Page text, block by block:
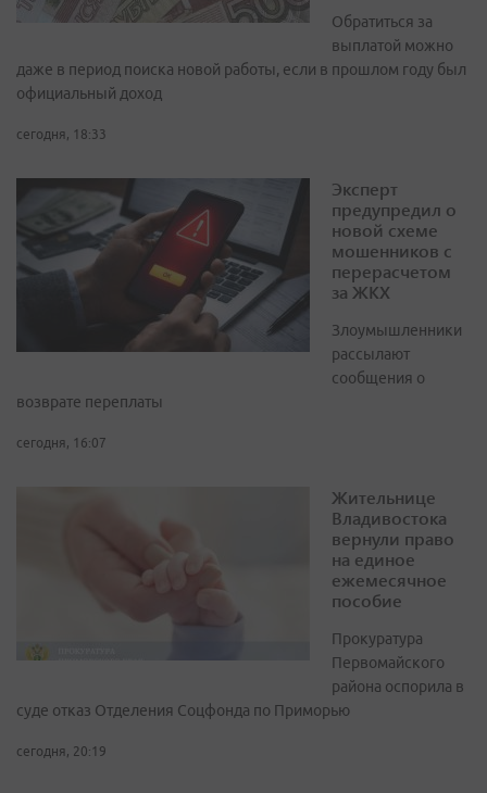
Обратиться за
выплатой можно
даже в период поиска новой работы, если в прошлом году был
официальный доход
сегодня, 18:33
Эксперт
предупредил о
новой схеме
мошенников с
перерасчетом
за ЖКХ
Злоумышленники
рассылают
сообщения о
возврате переплаты
сегодня, 16:07
Жительнице
Владивостока
вернули право
на единое
ежемесячное
пособие
Прокуратура
Первомайского
района оспорила в
суде отказ Отделения Соцфонда по Приморью
сегодня, 20:19